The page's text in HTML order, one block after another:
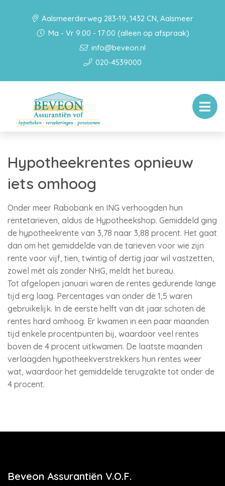
Aalsmeerderweg 283-19, 1432 CN, Aalsmeer
Ma - Vr 9:00 - 17:00 (alleen op afspraak)
info@beveon.nl
020-4539000
Hypotheekrentes opnieuw
iets omhoog
Onder meer Rabobank en ING verhoogden hun
rentetarieven, aldus de Hypotheekshop. Gemiddeld ging
de hypotheekrente van 3,78 naar 3,88 procent. Het gaat
dan om het gemiddelde van de tarieven voor wie zijn
rente voor vijf, tien, twintig of dertig jaar wil vastzetten,
zowel mét als zonder NHG, meldt het bureau.
Tot afgelopen januari waren de rentes gedurende lange
tijd erg laag. Percentages van onder de 1,5 waren
gebruikelijk. In de eerste helft van dit jaar schoten de
rentes hard omhoog. Er kwamen in een paar maanden
tijd enkele procentpunten bij, waardoor veel rentes
boven de 4 procent uitkwamen. De laatste maanden
verlaagden hypotheekverstrekkers hun rentes weer
wat, waardoor het gemiddelde terugzakte tot onder de
4 procent.
Beveon Assurantiën V.O.F.